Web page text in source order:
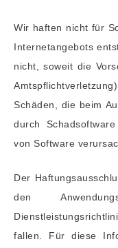
Wir haften nicht für
Internetangebots
nicht, soweit die
Schäden, die beim
durch
von Software
Der
den
fallen. Für diese